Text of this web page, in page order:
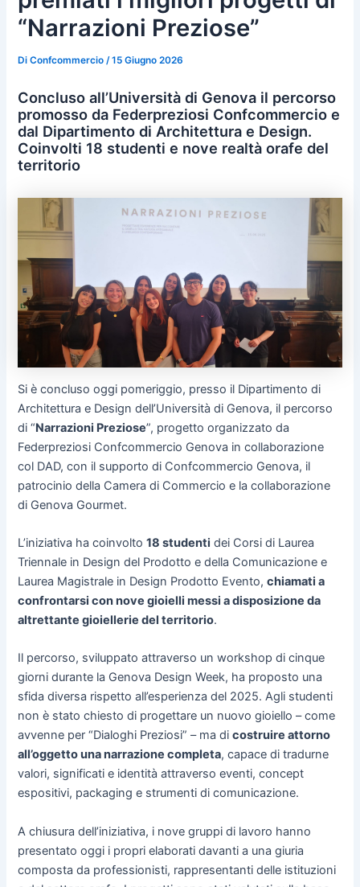
“Narrazioni Preziose”
DiConfcommercio/15 Giugno 2026
Concluso all’Università di Genova il percorso
promosso da Federpreziosi Confcommercio e
dal Dipartimento di Architettura e Design.
Coinvolti 18 studenti e nove realtà orafe del
territorio
Si è concluso oggi pomeriggio, presso il Dipartimento di
Architettura e Design dell’Università di Genova, il percorso
di “Narrazioni Preziose”, progetto organizzato da
Federpreziosi Confcommercio Genova in collaborazione
col DAD, con il supporto di Confcommercio Genova, il
patrocinio della Camera di Commercio e la collaborazione
di Genova Gourmet.
L’iniziativa ha coinvolto18 studenti dei Corsi di Laurea
Triennale in Design del Prodotto e della Comunicazione e
Laurea Magistrale in Design Prodotto Evento,chiamati a
confrontarsi con nove gioielli messi a disposizione da
altrettante gioiellerie del territorio.
Il percorso, sviluppato attraverso un workshop di cinque
giorni durante la Genova Design Week, ha proposto una
sfida diversa rispetto all’esperienza del 2025. Agli studenti
non è stato chiesto di progettare un nuovo gioiello – come
avvenne per “Dialoghi Preziosi” – ma dicostruire attorno
all’oggetto una narrazione completa, capace di tradurne
valori, significati e identità attraverso eventi, concept
espositivi, packaging e strumenti di comunicazione.
A chiusura dell’iniziativa, i nove gruppi di lavoro hanno
presentato oggi i propri elaborati davanti a una giuria
composta da professionisti, rappresentanti delle istituzioni